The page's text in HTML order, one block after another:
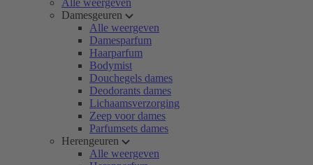
Alle weergeven
Damesgeuren
Alle weergeven
Damesparfum
Haarparfum
Bodymist
Douchegels dames
Deodorants dames
Lichaamsverzorging
Zeep voor dames
Parfumsets dames
Herengeuren
Alle weergeven